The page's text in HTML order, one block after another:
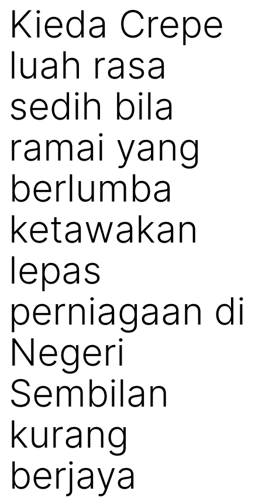
Kieda Crepe
luah rasa
sedih bila
ramai yang
berlumba
ketawakan
lepas
perniagaan di
Negeri
Sembilan
kurang
berjaya